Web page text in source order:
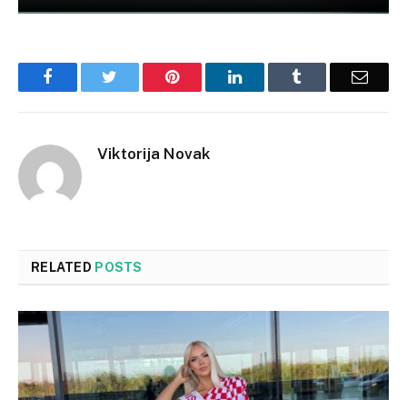
Facebook Pinterest LinkedIn Email
Viktorija Novak
RELATED POSTS